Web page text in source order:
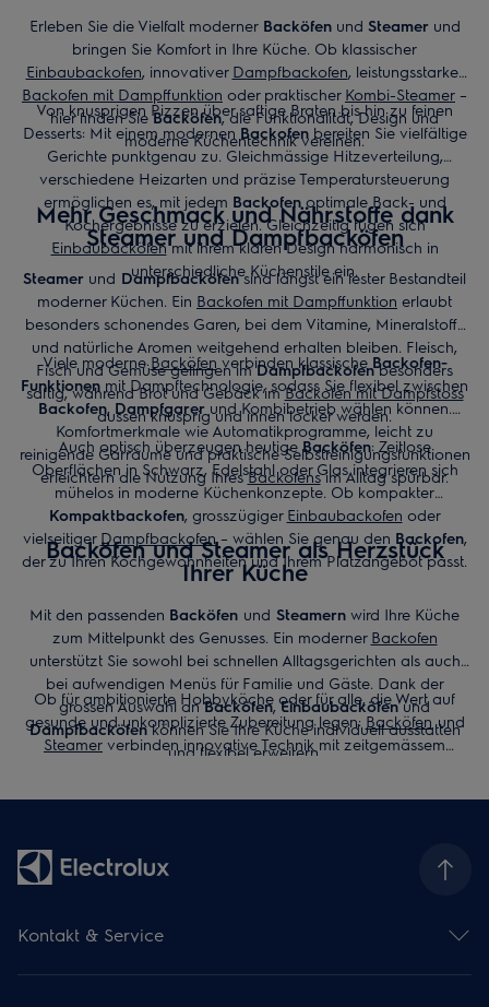
Erleben Sie die Vielfalt moderner Backöfenund Steamer und
bringen Sie Komfort in Ihre Küche. Ob klassischer
Einbaubackofen, innovativer Dampfbackofen, leistungsstarker
Backofen mit Dampffunktion oder praktischer Kombi-Steamer –
hier finden SieBacköfen, die Funktionalität, Design und
moderne Küchentechnik vereinen.
Von knusprigen Pizzen über saftige Braten bis hin zu feinen
Desserts: Mit einem modernen Backofenbereiten Sie vielfältige
Gerichte punktgenau zu. Gleichmässige Hitzeverteilung,
verschiedene Heizarten und präzise Temperatursteuerung
ermöglichen es, mit jedem Backofenoptimale Back- und
Kochergebnisse zu erzielen. Gleichzeitig fügen sich
Einbaubacköfenmit ihrem klaren Design harmonisch in
unterschiedliche Küchenstile ein.
Mehr Geschmack und Nährstoffe dank
Steamer und Dampfbacköfen
Steamer und Dampfbacköfensind längst ein fester Bestandteil
moderner Küchen. Ein Backofen mit Dampffunktion erlaubt
besonders schonendes Garen, bei dem Vitamine, Mineralstoffe
und natürliche Aromen weitgehend erhalten bleiben. Fleisch,
Fisch und Gemüse gelingen imDampfbackofenbesonders
saftig, während Brot und Gebäck imBackofen mit Dampfstoss
aussen knusprig und innen locker werden.
Viele moderneBacköfen verbinden klassische Backofen-
Funktionen mit Dampftechnologie, sodass Sie flexibel zwischen
Backofen, Dampfgarer und Kombibetrieb wählen können.
Komfortmerkmale wie Automatikprogramme, leicht zu
reinigende Garräume und praktische Selbstreinigungsfunktionen
erleichtern die Nutzung IhresBackofensim Alltag spürbar.
Auch optisch überzeugen heutige Backöfen: Zeitlose
Oberflächen in Schwarz, Edelstahl oder Glas integrieren sich
mühelos in moderne Küchenkonzepte. Ob kompakter
Kompaktbackofen, grosszügiger Einbaubackofen oder
vielseitiger Dampfbackofen– wählen Sie genau den Backofen,
der zu Ihren Kochgewohnheiten und Ihrem Platzangebot passt.
Backöfen und Steamer als Herzstück
Ihrer Küche
Mit den passenden Backöfen und Steamern wird Ihre Küche
zum Mittelpunkt des Genusses. Ein moderner Backofen
unterstützt Sie sowohl bei schnellen Alltagsgerichten als auch
bei aufwendigen Menüs für Familie und Gäste. Dank der
grossen Auswahl anBacköfen,Einbaubacköfenund
Dampfbacköfenkönnen Sie Ihre Küche individuell ausstatten
und flexibel erweitern.
Ob für ambitionierte Hobbyköche oder für alle, die Wert auf
gesunde und unkomplizierte Zubereitung legen: Backöfen und
Steamer verbinden innovative Technik mit zeitgemässem
Kontakt & Service